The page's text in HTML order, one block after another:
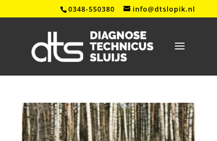
0348-550380 info@dtslopik.nl